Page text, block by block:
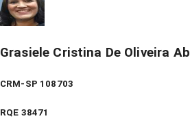
Grasiele Cristina De Oliveira
CRM-SP 108703
RQE 38471